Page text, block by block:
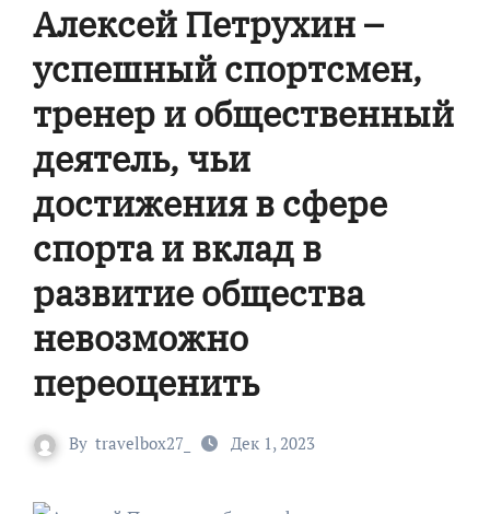
Алексей Петрухин –
успешный спортсмен,
тренер и общественный
деятель, чьи
достижения в сфере
спорта и вклад в
развитие общества
невозможно
переоценить
By travelbox27_ Дек 1, 2023